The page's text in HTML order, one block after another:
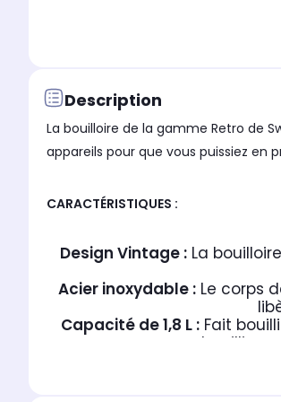
Description
La bouilloire de la gamme Retro de
appareils pour que vous puissiez en
CARACTÉRISTIQUES :
Design Vintage : La
Acier inoxydable : Le corps
Capacité de 1,8 L : Fait
bouillir
La